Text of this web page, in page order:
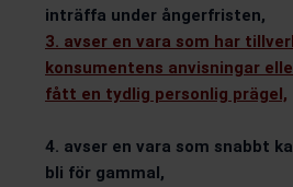
inträffa under ångerfristen,
3. avser en vara som har
konsumentens anvisningar
fått en tydlig personlig prägel,
4. avser en vara som snabbt
bli för gammal,